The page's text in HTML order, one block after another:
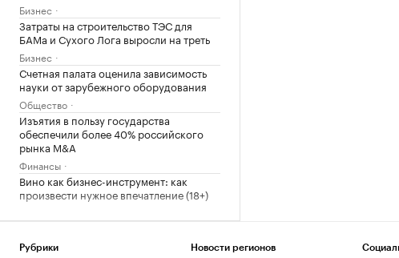
Бизнес
Затраты на строительство ТЭС для
БАМа и Сухого Лога выросли на треть
Бизнес
Счетная палата оценила зависимость
науки от зарубежного оборудования
Общество
Изъятия в пользу государства
обеспечили более 40% российского
рынка M&A
Финансы
Вино как бизнес-инструмент: как
произвести нужное впечатление (18+)
третий круг турнира в Торонто
Рубрики Новости регионов